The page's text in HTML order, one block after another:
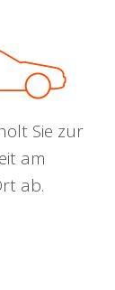
Sie zur
am
ab.